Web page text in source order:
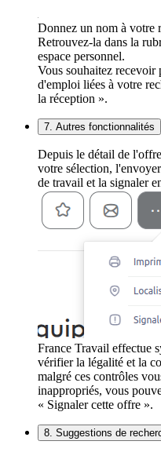
Donnez un nom à votre
Retrouvez-la dans la
espace personnel.
Vous souhaitez recevoir
d'emploi liées à votre
la réception ».
7. Autres fonctionnalités
Depuis le détail de
votre sélection,
de travail et la signaler
France Travail effectue
vérifier la légalité et la
malgré ces contrôles
inappropriés, vous
« Signaler cette offre ».
8. Suggestions de